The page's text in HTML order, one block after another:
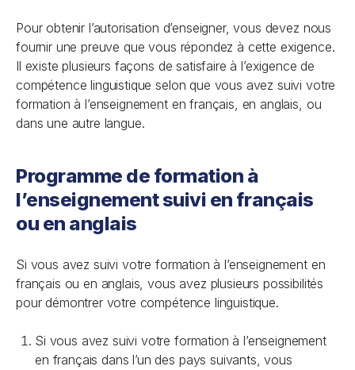
Pour obtenir l’autorisation d’enseigner, vous devez nous
fournir une preuve que vous répondez à cette exigence.
Il existe plusieurs façons de satisfaire à l’exigence de
compétence linguistique selon que vous avez suivi votre
formation à l’enseignement en français, en anglais, ou
dans une autre langue.
Programme de formation à
l’enseignement suivi en français
ou en anglais
Si vous avez suivi votre formation à l’enseignement en
français ou en anglais, vous avez plusieurs possibilités
pour démontrer votre compétence linguistique.
Si vous avez suivi votre formation à l’enseignement
en français dans l’un des pays suivants, vous